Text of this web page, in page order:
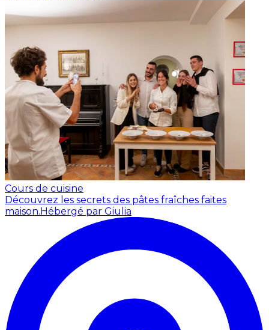
Cours de cuisine
Découvrez les secrets des pâtes fraîches faites
maison. Hébergé par Giulia